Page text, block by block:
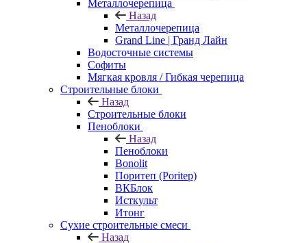
Металлочерепица
Назад
Металлочерепица
Grand Line | Гранд Лайн
Водосточные системы
Софиты
Мягкая кровля / Гибкая черепица
Строительные блоки
Назад
Строительные блоки
Пеноблоки
Назад
Пеноблоки
Bonolit
Поритеп (Poritep)
ВКБлок
Исткульт
Итонг
Сухие строительные смеси
Назад